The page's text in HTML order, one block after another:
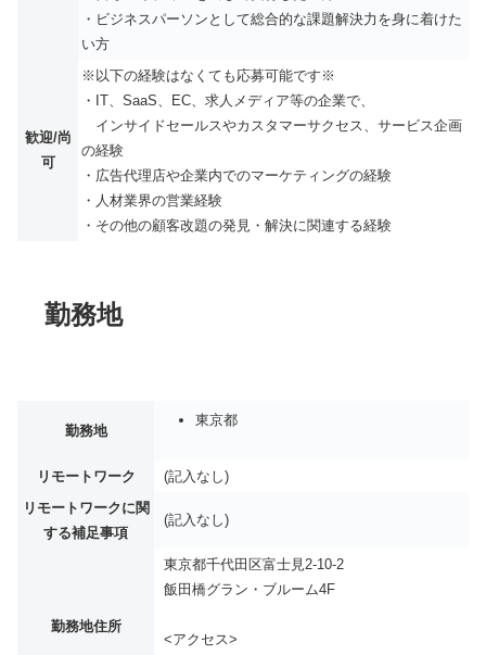
・ビジネスパーソンとして総合的な課題解決力を身に着けた
い方
歓迎/尚
可
※以下の経験はなくても応募可能です※
・IT、SaaS、EC、求人メディア等の企業で、
インサイドセールスやカスタマーサクセス、サービス企画
の経験
・広告代理店や企業内でのマーケティングの経験
・人材業界の営業経験
・その他の顧客改題の発見・解決に関連する経験
勤務地
勤務地
東京都
リモートワーク
(記入なし)
リモートワークに関
する補足事項
(記入なし)
勤務地住所
東京都千代田区富士見2-10-2
飯田橋グラン・ブルーム4F
<アクセス>